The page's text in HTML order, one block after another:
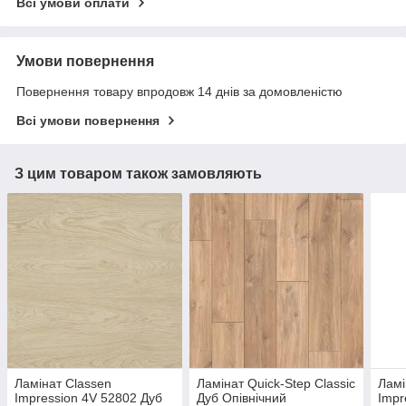
Всі умови оплати
Умови повернення
Повернення товару впродовж 14 днів за домовленістю
Всі умови повернення
З цим товаром також замовляють
Ламінат Classen
Impression 4V 52802 Дуб
Ламінат Quick-Step Classic
Дуб Опівнічний